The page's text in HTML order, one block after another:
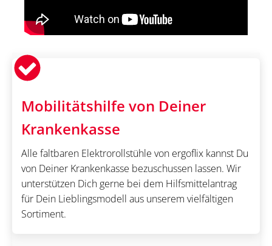
Mobilitätshilfe von Deiner
Krankenkasse
Alle faltbaren Elektrorollstühle von ergoflix kannst Du
von Deiner Krankenkasse bezuschussen lassen. Wir
unterstützen Dich gerne bei dem Hilfsmittelantrag
für Dein Lieblingsmodell aus unserem vielfältigen
Sortiment.